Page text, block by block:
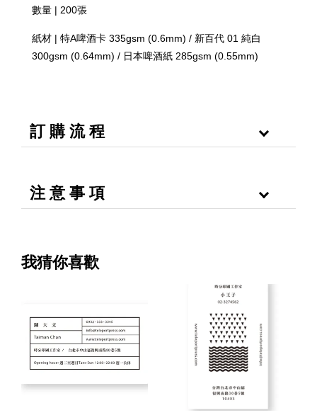
數量 | 200張
紙材 | 特A啤酒卡 335gsm (0.6mm) / 新百代 01 純白
300gsm (0.64mm) / 日本啤酒紙 285gsm (0.55mm)
訂 購 流 程
注 意 事 項
我猜你喜歡